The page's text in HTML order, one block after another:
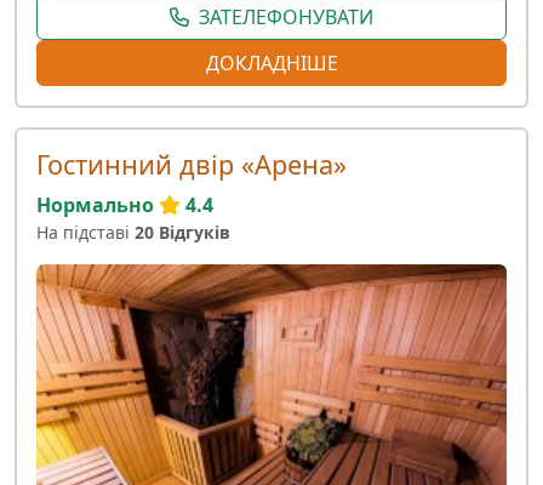
ЗАТЕЛЕФОНУВАТИ
ДОКЛАДНІШЕ
Гостинний двір «Арена»
Нормально 4.4
На підставі 20 Відгуків